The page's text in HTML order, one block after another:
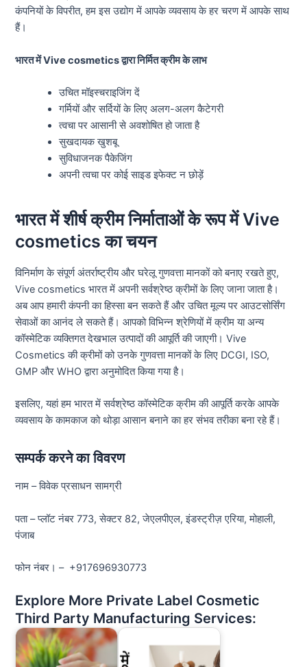
कंपनियों के विपरीत, हम इस उद्योग में आपके व्यवसाय के हर चरण में आपके साथ
हैं।
भारत में Vive cosmetics द्वारा निर्मित क्रीम के लाभ
उचित मॉइस्चराइजिंग दें
गर्मियों और सर्दियों के लिए अलग-अलग कैटेगरी
त्वचा पर आसानी से अवशोषित हो जाता है
सुखदायक खुशबू
सुविधाजनक पैकेजिंग
अपनी त्वचा पर कोई साइड इफेक्ट न छोड़ें
भारत में शीर्ष क्रीम निर्माताओं के रूप में Vive
cosmetics का चयन
विनिर्माण के संपूर्ण अंतर्राष्ट्रीय और घरेलू गुणवत्ता मानकों को बनाए रखते हुए,
Vive cosmetics भारत में अपनी सर्वश्रेष्ठ क्रीमों के लिए जाना जाता है।
अब आप हमारी कंपनी का हिस्सा बन सकते हैं और उचित मूल्य पर आउटसोर्सिंग
सेवाओं का आनंद ले सकते हैं। आपको विभिन्न श्रेणियों में क्रीम या अन्य
कॉस्मेटिक व्यक्तिगत देखभाल उत्पादों की आपूर्ति की जाएगी। Vive
Cosmetics की क्रीमों को उनके गुणवत्ता मानकों के लिए DCGI, ISO,
GMP और WHO द्वारा अनुमोदित किया गया है।
इसलिए, यहां हम भारत में सर्वश्रेष्ठ कॉस्मेटिक क्रीम की आपूर्ति करके आपके
व्यवसाय के कामकाज को थोड़ा आसान बनाने का हर संभव तरीका बना रहे हैं।
सम्पर्क करने का विवरण
नाम – विवेक प्रसाधन सामग्री
पता – प्लॉट नंबर 773, सेक्टर 82, जेएलपीएल, इंडस्ट्रीज़ एरिया, मोहाली,
पंजाब
फोन नंबर। – +917696930773
Explore More Private Label Cosmetic
Third Party Manufacturing Services: